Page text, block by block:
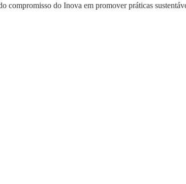
compromisso do Inova em promover práticas